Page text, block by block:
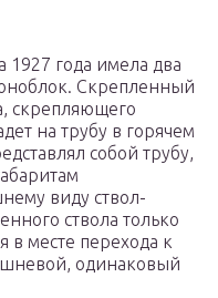
1927 года имела два
Скрепленный
скрепляющего
на трубу в горячем
собой трубу,
виду ствол-
ствола только
в месте перехода к
одинаковый